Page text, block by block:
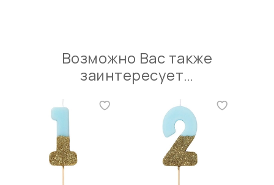
Возможно Вас также
заинтересует…